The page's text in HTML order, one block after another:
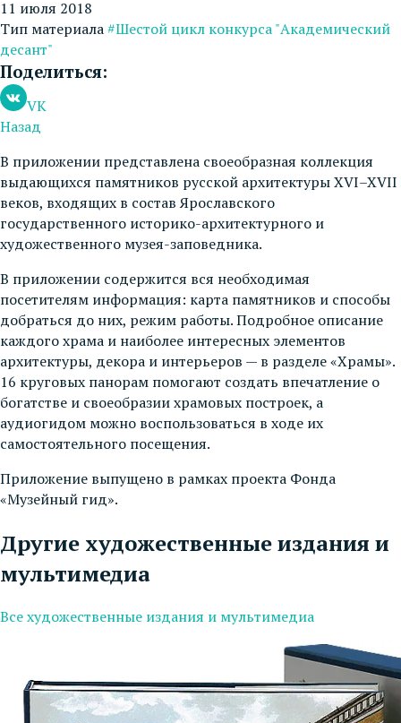
11 июля 2018
Тип материала#Шестой цикл конкурса "Академический
десант"
Поделиться:
VK
Назад
В приложении представлена своеобразная коллекция
выдающихся памятников русской архитектуры XVI–XVII
веков, входящих в состав Ярославского
государственного историко-архитектурного и
художественного музея-заповедника.
В приложении содержится вся необходимая
посетителям информация: карта памятников и способы
добраться до них, режим работы. Подробное описание
каждого храма и наиболее интересных элементов
архитектуры, декора и интерьеров — в разделе «Храмы».
16 круговых панорам помогают создать впечатление о
богатстве и своеобразии храмовых построек, а
аудиогидом можно воспользоваться в ходе их
самостоятельного посещения.
Приложение выпущено в рамках проекта Фонда
«Музейный гид».
Другие художественные издания и
мультимедиа
Все художественные издания и мультимедиа